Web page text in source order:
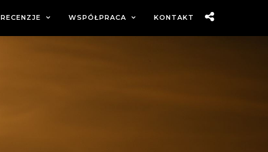
RECENZJE WSPÓŁPRACA KONTAKT